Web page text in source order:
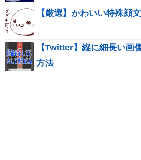
【厳選】かわいい特殊顔
【Twitter】縦に細長い画
方法